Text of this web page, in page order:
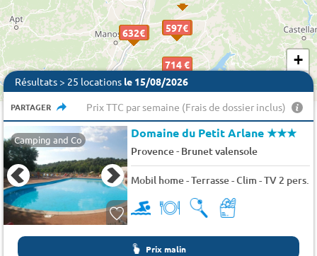
701 €
910 €
714 €
632€ 597€
632€ 597€
632€
+
Résultats > 25 locations le 15/08/2026
PARTAGER Prix TTC par semaine (Frais de dossier inclus)
Camping and Co Domaine du Petit Arlane★★★
Provence- Brunet valensole
Mobil home - Terrasse - Clim - TV 2 pers.
Prix malin